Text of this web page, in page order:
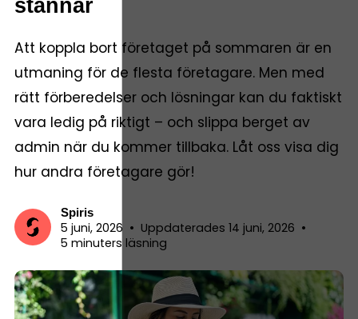
stannar
Att koppla bort företaget på sommaren är en
utmaning för de flesta företagare. Men med
rätt förberedelser och lösningar kan du faktiskt
vara ledig på riktigt – och slippa berget av
admin när du kommer tillbaka. Låt oss visa dig
hur andra företagare gör!
Spiris
5 juni, 2026 • Uppdaterades 14 juni, 2026 •
5 minuters läsning